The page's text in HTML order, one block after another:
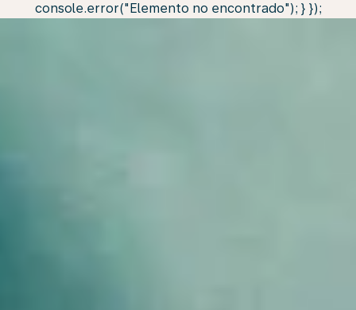
console.error("Elemento no encontrado"); } });